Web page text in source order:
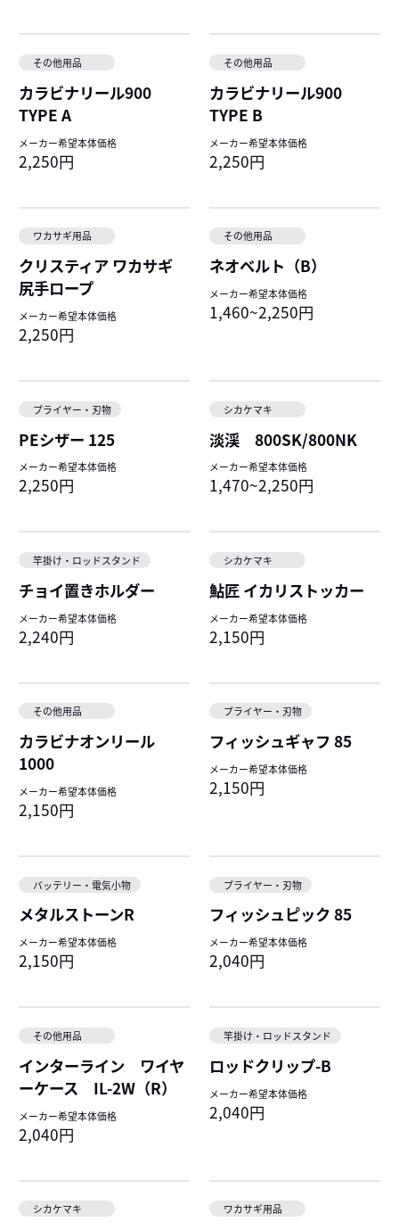
その他用品
カラビナリール900
TYPE A
メーカー希望本体価格
2,250円
その他用品
カラビナリール900
TYPE B
メーカー希望本体価格
2,250円
ワカサギ用品
クリスティア ワカサギ
尻手ロープ
メーカー希望本体価格
2,250円
その他用品
ネオベルト（B）
メーカー希望本体価格
1,460~2,250円
プライヤー・刃物
PEシザー 125
メーカー希望本体価格
2,250円
シカケマキ
淡渓 800SK/800NK
メーカー希望本体価格
1,470~2,250円
竿掛け・ロッドスタンド
チョイ置きホルダー
メーカー希望本体価格
2,240円
シカケマキ
鮎匠 イカリストッカー
メーカー希望本体価格
2,150円
その他用品
カラビナオンリール
1000
メーカー希望本体価格
2,150円
プライヤー・刃物
フィッシュギャフ 85
メーカー希望本体価格
2,150円
バッテリー・電気小物
メタルストーンR
メーカー希望本体価格
2,150円
プライヤー・刃物
フィッシュピック 85
メーカー希望本体価格
2,040円
その他用品
インターライン ワイヤ
ーケース IL-2W（R）
メーカー希望本体価格
2,040円
竿掛け・ロッドスタンド
ロッドクリップ-B
メーカー希望本体価格
2,040円
シカケマキ ワカサギ用品